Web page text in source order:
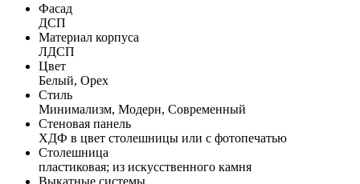
Фасад
ДСП
Материал корпуса
ЛДСП
Цвет
Белый, Орех
Стиль
Минимализм, Модерн, Современный
Стеновая панель
ХДФ в цвет столешницы или с фотопечатью
Столешница
пластиковая; из искусственного камня
Выкатные системы